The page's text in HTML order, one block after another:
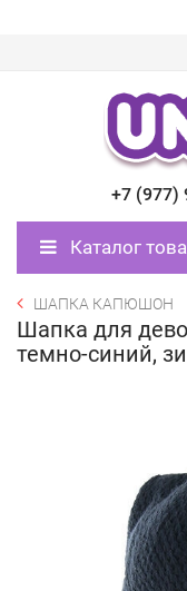
+7 (977)
Каталог
ШАПКА КАПЮШОН
Шапка для
темно-синий,